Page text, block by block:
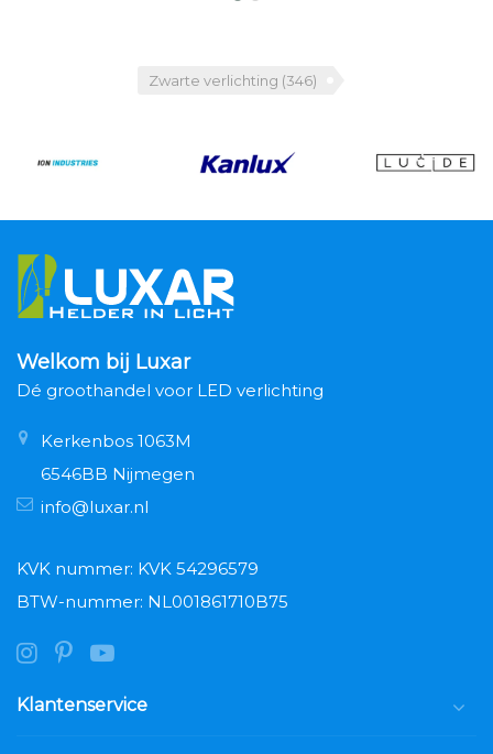
Zwarte verlichting (346)
Welkom bij Luxar
Dé groothandel voor LED verlichting
Kerkenbos 1063M
6546BB Nijmegen
info@luxar.nl
KVK nummer: KVK 54296579
BTW-nummer: NL001861710B75
Klantenservice